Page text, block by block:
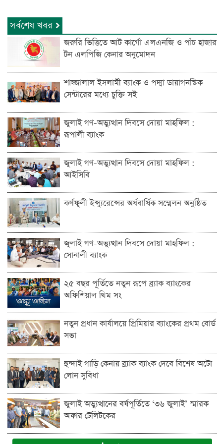
সর্বশেষ খবর
জরুরি ভিত্তিতে আট কার্গো এলএনজি ও পাঁচ হাজার
টন এলপিজি কেনার অনুমোদন
শাহ্জালাল ইসলামী ব্যাংক ও পদ্মা ডায়াগনস্টিক
সেন্টারের মধ্যে চুক্তি সই
জুলাই গণ-অভ্যুত্থান দিবসে দোয়া মাহফিল :
রূপালী ব্যাংক
জুলাই গণ-অভ্যুত্থান দিবসে দোয়া মাহফিল :
আইসিবি
কর্ণফুলী ইন্স্যুরেন্সের অর্ধবার্ষিক সম্মেলন অনুষ্ঠিত
জুলাই গণ-অভ্যুত্থান দিবসে দোয়া মাহফিল :
সোনালী ব্যাংক
২৫ বছর পূর্তিতে নতুন রূপে ব্র্যাক ব্যাংকের
অফিশিয়াল থিম সং
নতুন প্রধান কার্যালয়ে প্রিমিয়ার ব্যাংকের প্রথম বোর্ড
সভা
হুন্দাই গাড়ি কেনায় ব্র্যাক ব্যাংক দেবে বিশেষ অটো
লোন সুবিধা
জুলাই অভ্যুত্থানের বর্ষপূর্তিতে ‘৩৬ জুলাই’ স্মারক
অফার টেলিটকের